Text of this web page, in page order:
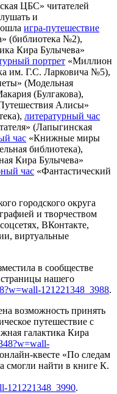
ЦБС» читателей
и
игра-путешествие
(библиотека №2),
Кира Булычева»
портрет «Миллион
им. Г.С. Ларковича №5),
(Модельная
(Булгакова),
Алисы»
литературный час
(Лапыгинская
час «Книжные миры
библиотека),
Кира Булычева»
час «Фантастический
городского округа
и творчеством
ВКонтакте,
виртуальные
в сообществе
нашего
121221348_3988.
возможность принять
путешествие с
галактика Кира
квесте «По следам
смогли найти в книге К.
121221348_3990.